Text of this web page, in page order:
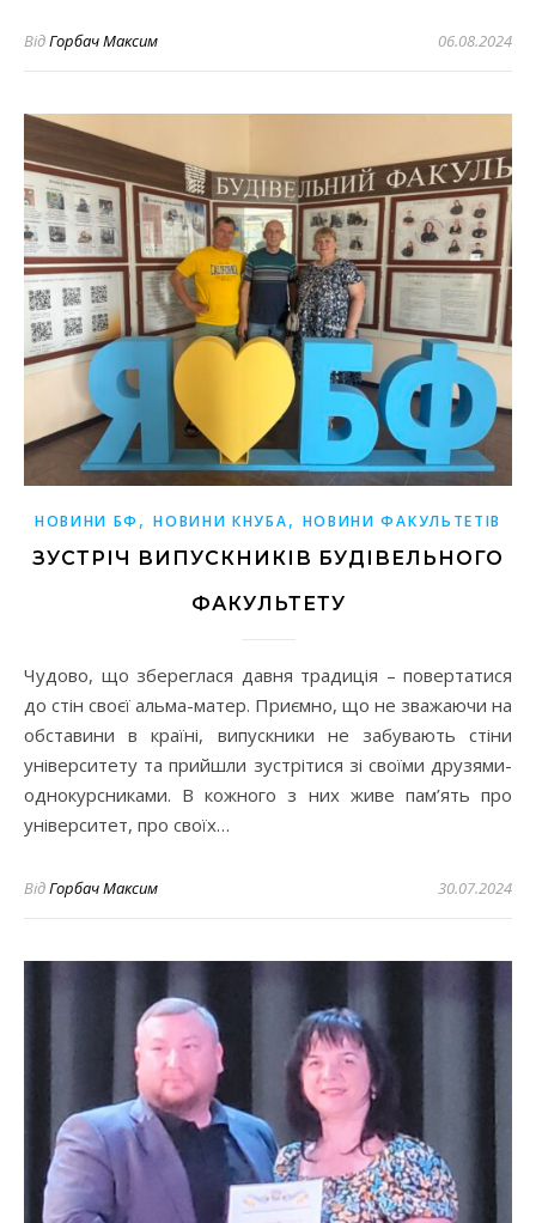
ВідГорбач Максим 06.08.2024
НОВИНИ БФ ,НОВИНИ КНУБА, НОВИНИ ФАКУЛЬТЕТІВ
ЗУСТРІЧ ВИПУСКНИКІВ БУДІВЕЛЬНОГО
ФАКУЛЬТЕТУ
Чудово, що збереглася давня традиція – повертатися
до стін своєї альма-матер. Приємно, що не зважаючи на
обставини в країні, випускники не забувають стіни
університету та прийшли зустрітися зі своїми друзями-
однокурсниками. В кожного з них живе пам’ять про
університет, про своїх…
ВідГорбач Максим 30.07.2024